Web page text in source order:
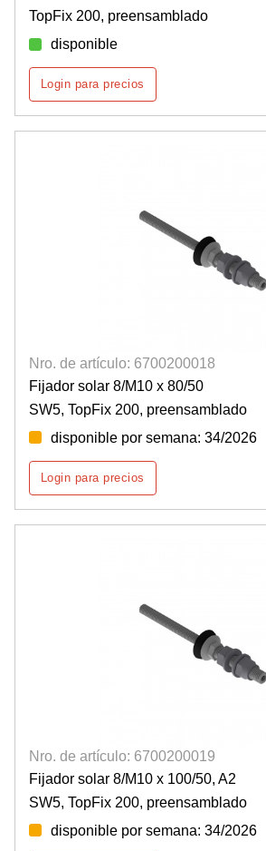
TopFix 200, preensamblado
disponible
Login para precios
Nro. de artículo: 6700200018
Fijador solar 8/M10 x 80/50
SW5, TopFix 200, preensamblado
disponible por semana: 34/2026
Login para precios
Nro. de artículo: 6700200019
Fijador solar 8/M10 x 100/50, A2
SW5, TopFix 200, preensamblado
disponible por semana: 34/2026